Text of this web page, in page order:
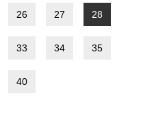
26 27 28
33 34 35
40